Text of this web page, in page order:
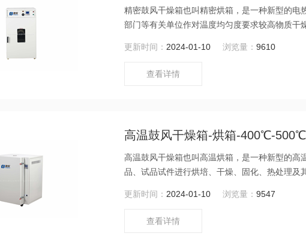
精密鼓风干燥箱也叫精密烘箱，是一种新型的
部门等有关单位作对温度均匀度要求较高物质
更新时间： 2024-01-10 浏览量：9610
查看详情
高温鼓风干燥箱-烘箱-400℃-
高温鼓风干燥箱也叫高温烘箱，是一种新型的
品、试品试件进行烘培、干燥、固化、热处理
更新时间： 2024-01-10 浏览量：9547
查看详情